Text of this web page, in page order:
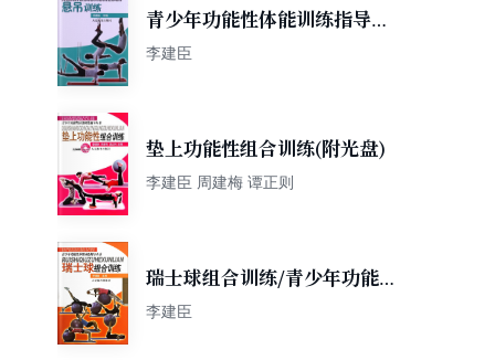
青少年功能性体能训练指导丛
书:悬吊训练
李建臣
垫上功能性组合训练(附光盘)
李建臣 周建梅 谭正则
瑞士球组合训练/青少年功能性
体能训练指导丛书
李建臣